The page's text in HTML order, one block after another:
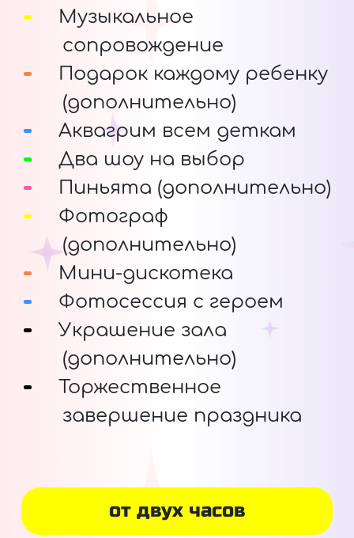
Музыкальное
сопровождение
Подарок каждому ребенку
(дополнительно)
Аквагрим всем деткам
Два шоу на выбор
Пиньята (дополнительно)
Фотограф
(дополнительно)
Мини-дискотека
Фотосессия с героем
Украшение зала
(дополнительно)
Торжественное
завершение праздника
от двух часов